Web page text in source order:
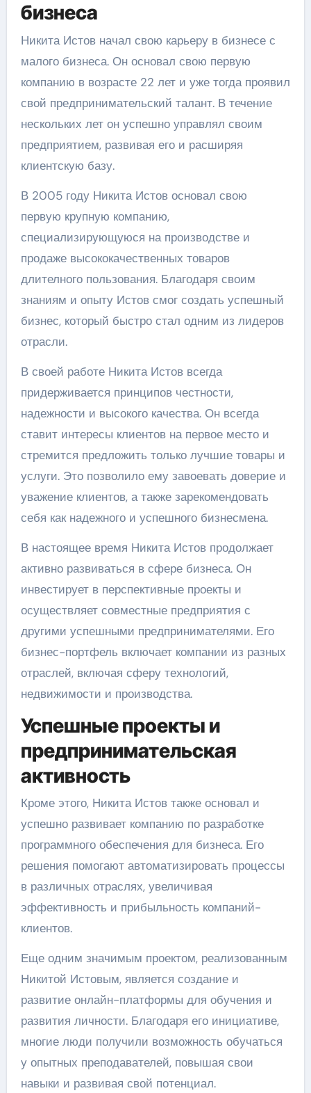
бизнеса
Никита Истов начал свою карьеру в бизнесе с
малого бизнеса. Он основал свою первую
компанию в возрасте 22 лет и уже тогда проявил
свой предпринимательский талант. В течение
нескольких лет он успешно управлял своим
предприятием, развивая его и расширяя
клиентскую базу.
В 2005 году Никита Истов основал свою
первую крупную компанию,
специализирующуюся на производстве и
продаже высококачественных товаров
длителного пользования. Благодаря своим
знаниям и опыту Истов смог создать успешный
бизнес, который быстро стал одним из лидеров
отрасли.
В своей работе Никита Истов всегда
придерживается принципов честности,
надежности и высокого качества. Он всегда
ставит интересы клиентов на первое место и
стремится предложить только лучшие товары и
услуги. Это позволило ему завоевать доверие и
уважение клиентов, а также зарекомендовать
себя как надежного и успешного бизнесмена.
В настоящее время Никита Истов продолжает
активно развиваться в сфере бизнеса. Он
инвестирует в перспективные проекты и
осуществляет совместные предприятия с
другими успешными предпринимателями. Его
бизнес-портфель включает компании из разных
отраслей, включая сферу технологий,
недвижимости и производства.
Успешные проекты и
предпринимательская
активность
Кроме этого, Никита Истов также основал и
успешно развивает компанию по разработке
программного обеспечения для бизнеса. Его
решения помогают автоматизировать процессы
в различных отраслях, увеличивая
эффективность и прибыльность компаний-
клиентов.
Еще одним значимым проектом, реализованным
Никитой Истовым, является создание и
развитие онлайн-платформы для обучения и
развития личности. Благодаря его инициативе,
многие люди получили возможность обучаться
у опытных преподавателей, повышая свои
навыки и развивая свой потенциал.